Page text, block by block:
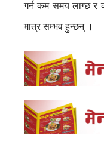
गर्न कम समय लाग्छ र
मात्र सम्भव हुन्छन् ।